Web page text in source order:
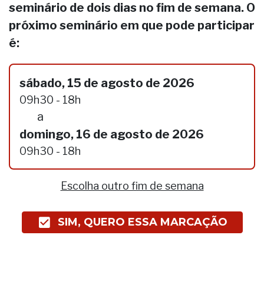
seminário de dois dias no fim de semana. O
próximo seminário em que pode participar
é:
sábado, 15 de agosto de 2026
09h30 - 18h
a
domingo, 16 de agosto de 2026
09h30 - 18h
Escolha outro fim de semana
SIM, QUERO ESSA MARCAÇÃO